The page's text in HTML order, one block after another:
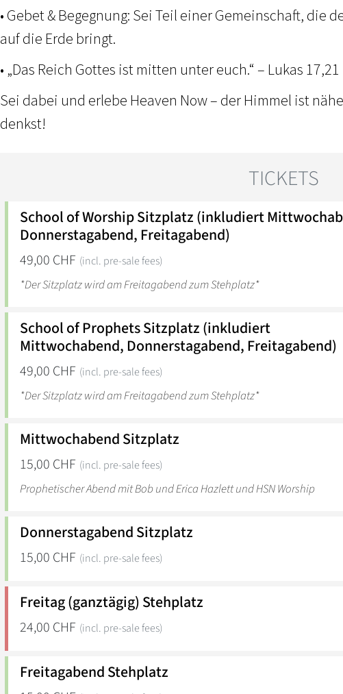
• Gebet & Begegnung: Sei Teil einer Gemeinschaft, die
auf die Erde bringt.
• „Das Reich Gottes ist mitten unter euch.“ – Lukas 17,21
Sei dabei und erlebe Heaven Now – der Himmel ist
denkst!